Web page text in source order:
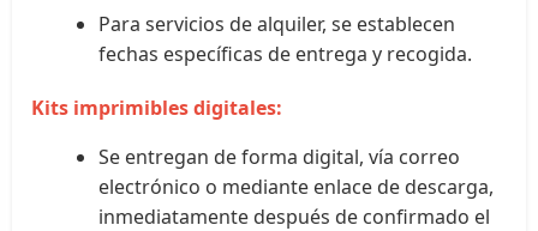
Para servicios de alquiler, se establecen
fechas específicas de entrega y recogida.
Kits imprimibles digitales:
Se entregan de forma digital, vía correo
electrónico o mediante enlace de descarga,
inmediatamente después de confirmado el